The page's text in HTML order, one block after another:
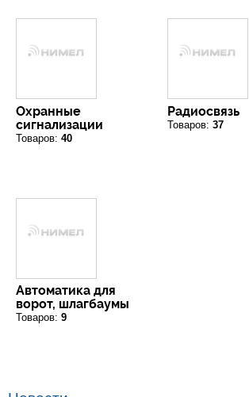
О компании
Бренды
Охранные
сигнализации
Товаров: 40
Радиосвязь
Товаров:37
Автоматика для
ворот, шлагбаумы
Товаров: 9